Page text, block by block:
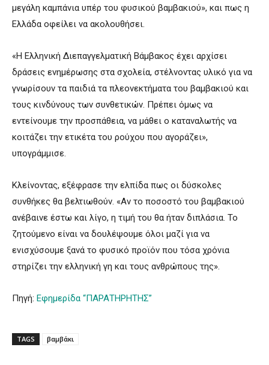
μεγάλη καμπάνια υπέρ του φυσικού βαμβακιού», και πως η
Ελλάδα οφείλει να ακολουθήσει.
«Η Ελληνική Διεπαγγελματική Βάμβακος έχει αρχίσει
δράσεις ενημέρωσης στα σχολεία, στέλνοντας υλικό για να
γνωρίσουν τα παιδιά τα πλεονεκτήματα του βαμβακιού και
τους κινδύνους των συνθετικών. Πρέπει όμως να
εντείνουμε την προσπάθεια, να μάθει ο καταναλωτής να
κοιτάζει την ετικέτα του ρούχου που αγοράζει»,
υπογράμμισε.
Κλείνοντας, εξέφρασε την ελπίδα πως οι δύσκολες
συνθήκες θα βελτιωθούν. «Αν το ποσοστό του βαμβακιού
ανέβαινε έστω και λίγο, η τιμή του θα ήταν διπλάσια. Το
ζητούμενο είναι να δουλέψουμε όλοι μαζί για να
ενισχύσουμε ξανά το φυσικό προϊόν που τόσα χρόνια
στηρίζει την ελληνική γη και τους ανθρώπους της».
Πηγή: Εφημερίδα “ΠΑΡΑΤΗΡΗΤΗΣ”
TAGS βαμβάκι